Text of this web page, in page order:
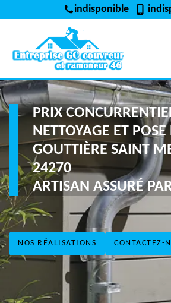
indisponible
NOS RÉALISATIONS CONTACTEZ-
PRIX
NETTOYAGE ET POSE
GOUTTIÈRE SAINT
24270
ARTISAN ASSURÉ